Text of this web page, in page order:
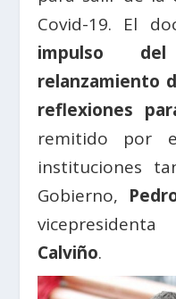
Covid-19. El
impulso
relanzamiento
reflexiones
remitido por
instituciones
Gobierno,
Calviño.